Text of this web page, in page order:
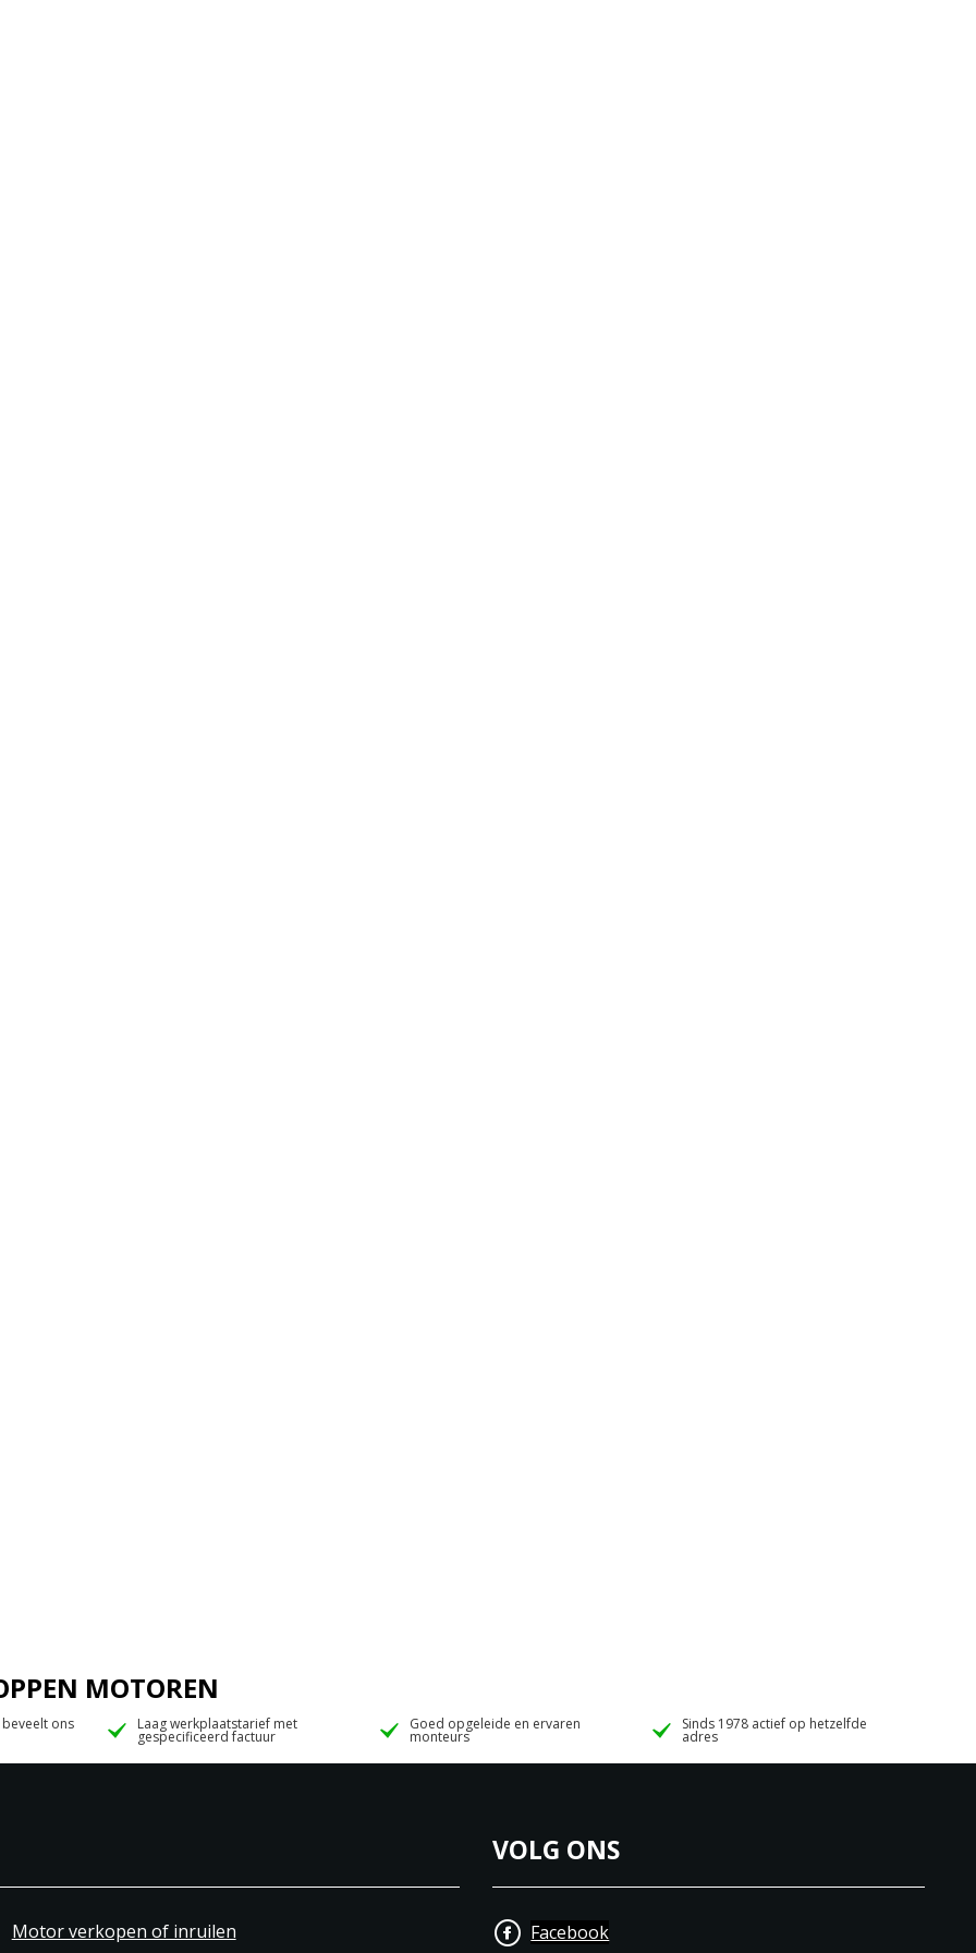
MOTOREN
ons Laag werkplaatstarief met
gespecificeerd factuur
Goed opgeleide en ervaren
monteurs
Sinds 1978 actief op hetzelfde
adres
Motor verkopen of inruilen
VOLG ONS
Facebook